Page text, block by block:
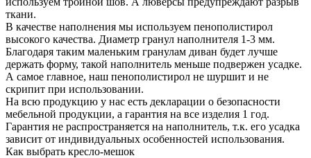
ткани.
В качестве наполнения мы используем пенополистирол
высокого качества. Диаметр гранул наполнителя 1-3 мм.
Благодаря таким маленьким гранулам диван будет лучше
держать форму, такой наполнитель меньше подвержен усадке.
А самое главное, наш пенополистирол не шуршит и не
скрипит при использовании.
На всю продукцию у нас есть декларации о безопасности
мебельной продукции, а гарантия на все изделия 1 год.
Гарантия не распространяется на наполнитель, т.к. его усадка
зависит от индивидуальных особенностей использования.
Как выбрать кресло-мешок